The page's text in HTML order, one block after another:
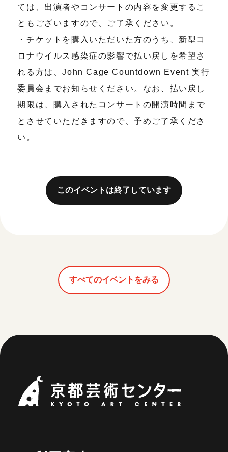
ては、出演者やコンサートの内容を変更するこ
ともございますので、ご了承ください。
・チケットを購入いただいた方のうち、新型コ
ロナウイルス感染症の影響で払い戻しを希望さ
れる方は、John Cage Countdown Event 実行
委員会までお知らせください。なお、払い戻し
期限は、購入されたコンサートの開演時間まで
とさせていただきますので、予めご了承くださ
い。
このイベントは終了しています
すべてのイベントをみる